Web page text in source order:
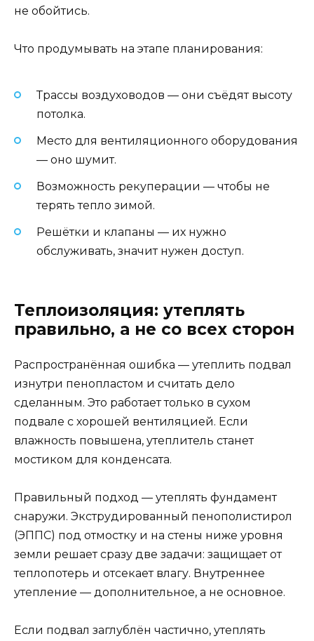
не обойтись.
Что продумывать на этапе планирования:
Трассы воздуховодов — они съёдят высоту
потолка.
Место для вентиляционного оборудования
— оно шумит.
Возможность рекуперации — чтобы не
терять тепло зимой.
Решётки и клапаны — их нужно
обслуживать, значит нужен доступ.
Теплоизоляция: утеплять
правильно, а не со всех сторон
Распространённая ошибка — утеплить подвал
изнутри пенопластом и считать дело
сделанным. Это работает только в сухом
подвале с хорошей вентиляцией. Если
влажность повышена, утеплитель станет
мостиком для конденсата.
Правильный подход — утеплять фундамент
снаружи. Экструдированный пенополистирол
(ЭППС) под отмостку и на стены ниже уровня
земли решает сразу две задачи: защищает от
теплопотерь и отсекает влагу. Внутреннее
утепление — дополнительное, а не основное.
Если подвал заглублён частично, утеплять